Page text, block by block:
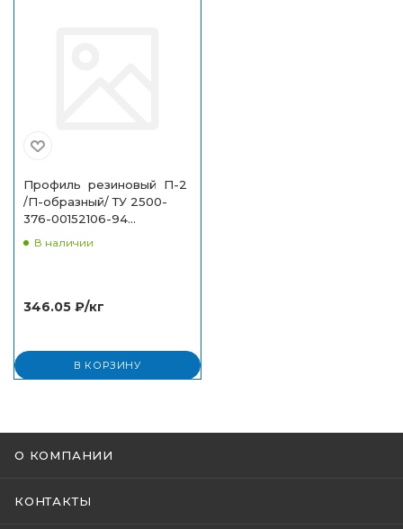
Профиль резиновый П-2
/П-образный/ ТУ 2500-
376-00152106-94
(6х12х2х2)
В наличии
346.05 ₽/кг
В КОРЗИНУ
О КОМПАНИИ
КОНТАКТЫ